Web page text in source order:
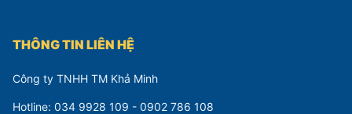
THÔNG TIN LIÊN HỆ
Công ty TNHH TM Khả Minh
Hotline: 034 9928 109 - 0902 786 108